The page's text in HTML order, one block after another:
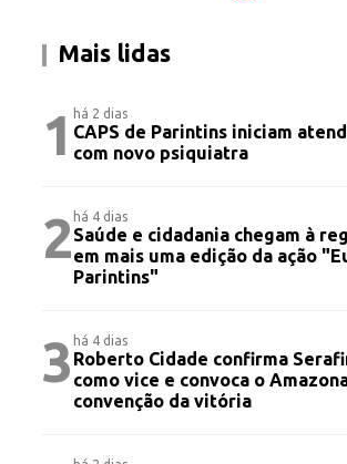
Mais lidas
1há 2 dias
CAPS de Parintins iniciam
com novo psiquiatra
2há 4 dias
Saúde e cidadania chegam à
em mais uma edição da ação
Parintins"
3há 4 dias
Roberto Cidade confirma
como vice e convoca o
convenção da vitória